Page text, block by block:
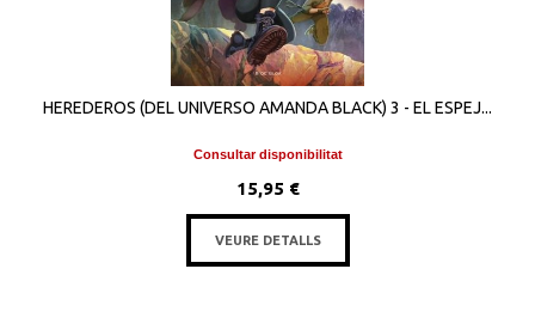
HEREDEROS (DEL UNIVERSO AMANDA BLACK) 3 - EL ESPEJ...
Consultar disponibilitat
15,95 €
VEURE DETALLS